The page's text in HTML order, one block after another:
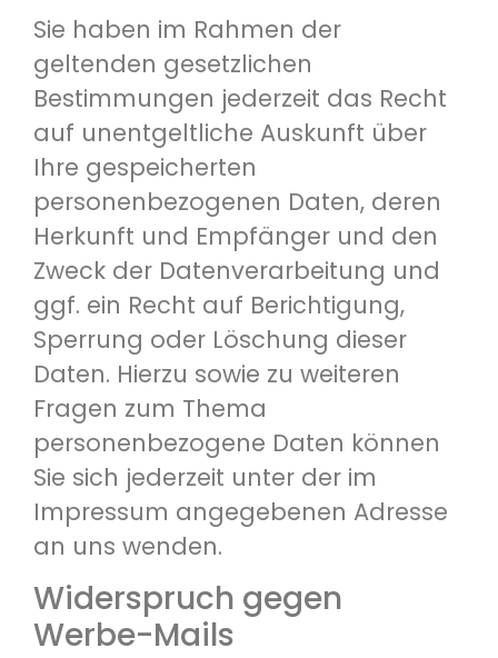
Sie haben im Rahmen der
geltenden gesetzlichen
Bestimmungen jederzeit das Recht
auf unentgeltliche Auskunft über
Ihre gespeicherten
personenbezogenen Daten, deren
Herkunft und Empfänger und den
Zweck der Datenverarbeitung und
ggf. ein Recht auf Berichtigung,
Sperrung oder Löschung dieser
Daten. Hierzu sowie zu weiteren
Fragen zum Thema
personenbezogene Daten können
Sie sich jederzeit unter der im
Impressum angegebenen Adresse
an uns wenden.
Widerspruch gegen
Werbe-Mails